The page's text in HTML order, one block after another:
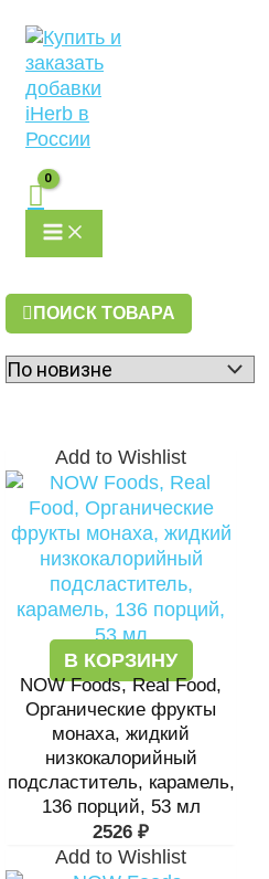
содержимому
MENU
ПОИСК ТОВАРА
Add to Wishlist
В КОРЗИНУ
NOW Foods, Real Food,
Органические фрукты
монаха, жидкий
низкокалорийный
подсластитель, карамель,
136 порций, 53 мл
2526 ₽
Add to Wishlist